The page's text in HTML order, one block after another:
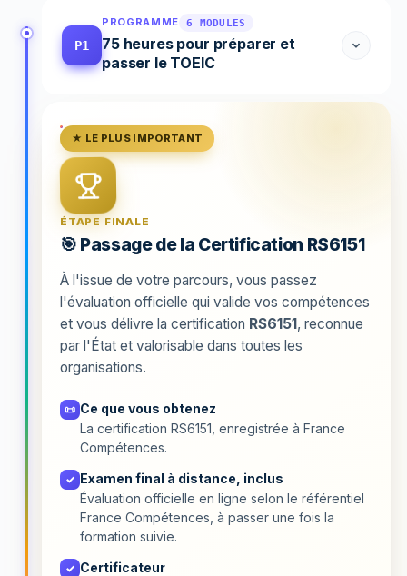
P1
PROGRAMME 6 MODULES
75 heures pour préparer et
passer le TOEIC
★ LE PLUS IMPORTANT
ÉTAPE FINALE
🎯 Passage de la Certification RS6151
À l'issue de votre parcours, vous passez
l'évaluation officielle qui valide vos compétences
et vous délivre la certification RS6151, reconnue
par l'État et valorisable dans toutes les
organisations.
📜 Ce que vous obtenez
La certification RS6151, enregistrée à France
Compétences.
✓ Examen final à distance, inclus
Évaluation officielle en ligne selon le référentiel
France Compétences, à passer une fois la
formation suivie.
✓ Certificateur